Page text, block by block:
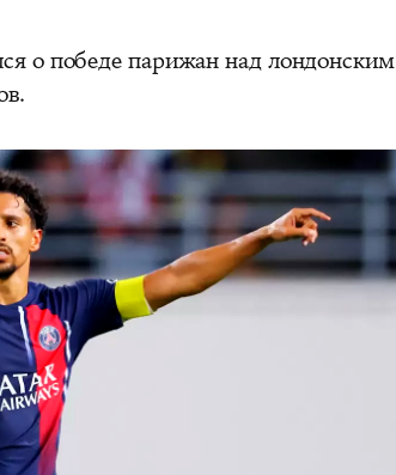
о победе парижан над лондонским